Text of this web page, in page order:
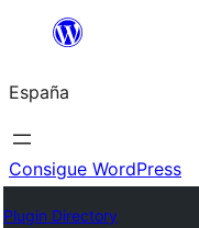
Saltar
contenido
España
Consigue WordPress
Plugin Directory